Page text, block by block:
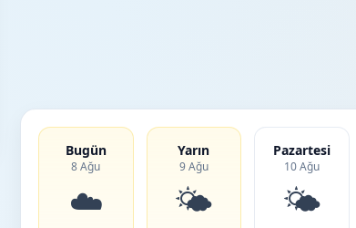
Bugün
8 Ağu
☁️
Yarın
9 Ağu
🌤️
Pazartesi
10 Ağu
🌤️